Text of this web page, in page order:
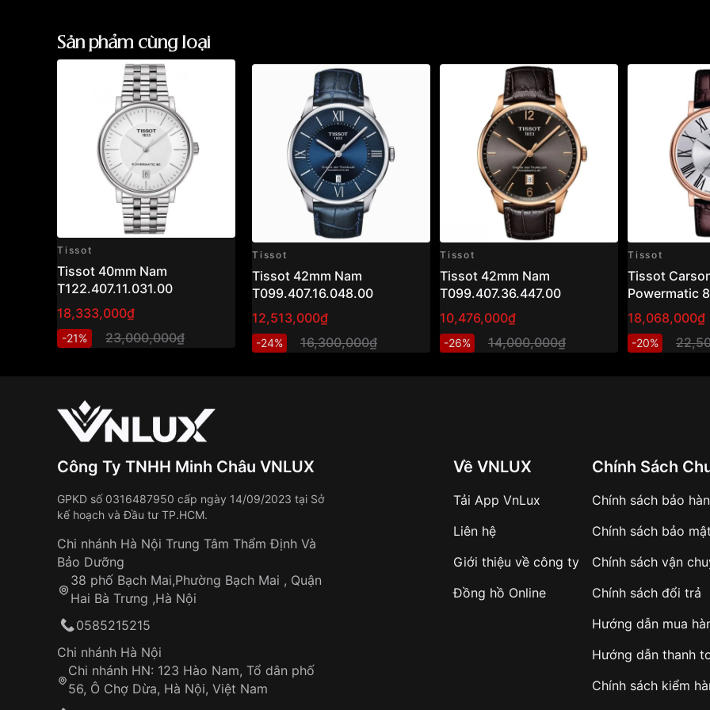
Sản phẩm cùng loại
Tissot
Tissot 40mm Nam
T122.407.11.031.00
18,333,000₫
-21% 23,000,000₫
Tissot
Tissot 42mm Nam
T099.407.16.048.00
12,513,000₫
-24% 16,300,000₫
Tissot
Tissot 42mm Nam
T099.407.36.447.00
10,476,000₫
-26% 14,000,000₫
Tissot
Tissot
Powermatic
– Đồng hồ
mạ vàng
18,068,000₫
-20%
Công Ty TNHH Minh Châu VNLUX
GPKD số 0316487950 cấp ngày 14/09/2023 tại Sở
kế hoạch và Đầu tư TP.HCM.
Chi nhánh Hà Nội Trung Tâm Thẩm Định Và
Bảo Dưỡng
38 phố Bạch Mai,Phường Bạch Mai , Quận
Hai Bà Trưng ,Hà Nội
0585215215
Chi nhánh Hà Nội
Chi nhánh HN: 123 Hào Nam, Tổ dân phố
56, Ô Chợ Dừa, Hà Nội, Việt Nam
Về VNLUX
Tải App VnLux
Liên hệ
Giới thiệu về công ty
Đồng hồ Online
Chính Sách
Chính sách bảo
Chính sách bảo mật
Chính sách vận
Chính sách đổi trả
Hướng dẫn mua
Hướng dẫn thanh
Chính sách kiểm